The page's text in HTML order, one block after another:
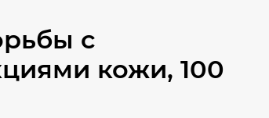
с
кожи, 100